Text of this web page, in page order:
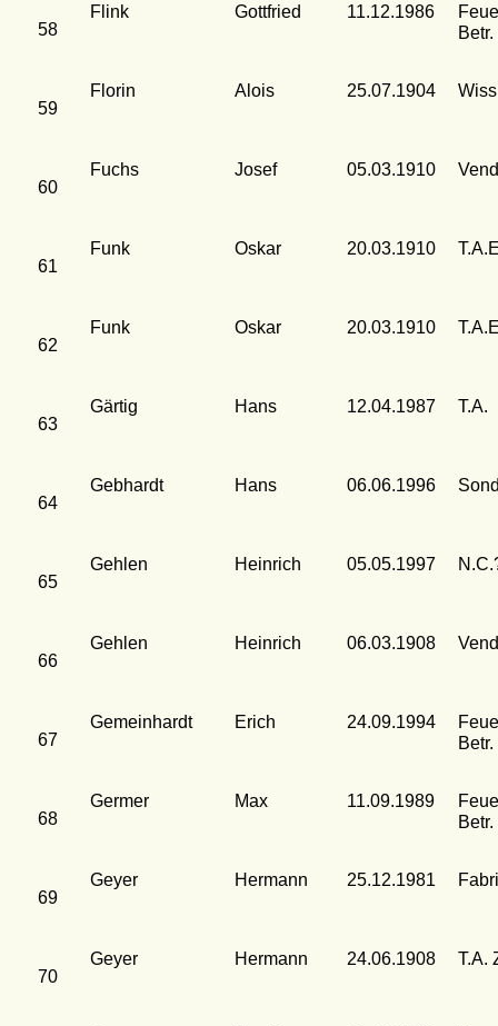
58
Flink Gottfried 11.12.1986
Betr.
59
Florin Alois 25.07.1904
60
Fuchs Josef 05.03.1910
61
Funk Oskar 20.03.1910
62
Funk Oskar 20.03.1910
63
Gärtig Hans 12.04.1987 T.A.
64
Gebhardt Hans 06.06.1996
65
Gehlen Heinrich 05.05.1997
66
Gehlen Heinrich 06.03.1908
67
Gemeinhardt Erich 24.09.1994
Betr.
68
Germer Max 11.09.1989
Betr.
69
Geyer Hermann 25.12.1981
70
Geyer Hermann 24.06.1908 T.A.